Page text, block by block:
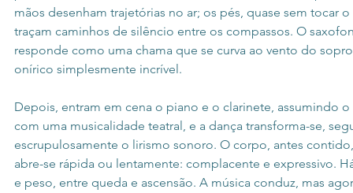
mãos desenham trajetórias no ar; os pés, quase sem tocar
traçam caminhos de silêncio entre os compassos. O
responde como uma chama que se curva ao vento do
onírico simplesmente incrível.
Depois, entram em cena o piano e o clarinete, assumindo
com uma musicalidade teatral, e a dança transforma-se,
escrupulosamente o lirismo sonoro. O corpo, antes
abre-se rápida ou lentamente: complacente e expressivo.
e peso, entre queda e ascensão. A música conduz, mas